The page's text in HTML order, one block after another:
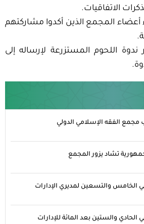
الاتفاقيات.
أعضاء المجمع الذين أكدوا مشاركتهم
اللحوم المستزرعة لإرساله إلى
مجمع الفقه الإسلامي الدولي
تشاد يزور المجمع
الخامس والتسعين لمديري الإدارات
الحادي والستين بعد المائة للإدارات